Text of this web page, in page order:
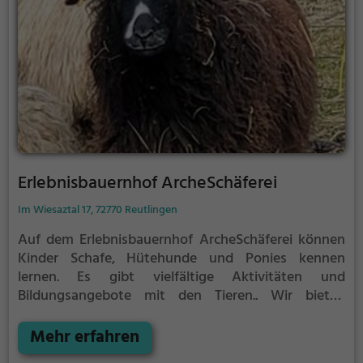
die kulturelle und wirtschaftliche Bedeutung dieses
Unternehmens für das kleine Wiesental und die
gesamten Region hervorgehoben.
Erlebnisbauernhof ArcheSchäferei
Im Wiesaztal 17, 72770 Reutlingen
Auf dem Erlebnisbauernhof ArcheSchäferei können
Kinder Schafe, Hütehunde und Ponies kennen
lernen. Es gibt vielfältige Aktivitäten und
Bildungsangebote mit den Tieren.. Wir bieten
Schafen auf der Streuobstwiese und ab und zu eine
Schafwanderung. In den Sommerferien sind auch die
Mehr erfahren